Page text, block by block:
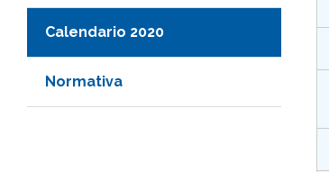
Calendario 2020
Normativa